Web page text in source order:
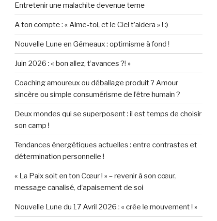
Entretenir une malachite devenue terne
A ton compte : « Aime-toi, et le Ciel t’aidera » ! :)
Nouvelle Lune en Gémeaux : optimisme à fond !
Juin 2026 : « bon allez, t’avances ?! »
Coaching amoureux ou déballage produit ? Amour
sincère ou simple consumérisme de l’être humain ?
Deux mondes qui se superposent : il est temps de choisir
son camp !
Tendances énergétiques actuelles : entre contrastes et
détermination personnelle !
« La Paix soit en ton Cœur ! » – revenir à son cœur,
message canalisé, d’apaisement de soi
Nouvelle Lune du 17 Avril 2026 : « crée le mouvement ! »